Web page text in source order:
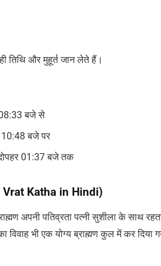
और मुहूर्त जान लेते हैं।
बजे से
बजे पर
01:37 बजे तक
Vrat Katha in Hindi)
अपनी पतिव्रता पत्नी सुशीला के साथ
विवाह भी एक योग्य ब्राह्मण कुल में कर